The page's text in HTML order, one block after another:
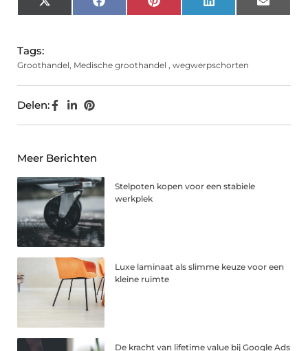
X
(Twitter)
FacebookPinterest LinkedIn Email
Tags:
Groothandel, Medische groothandel , wegwerpschorten
Delen:
Meer Berichten
Stelpoten kopen voor een stabiele
werkplek
Luxe laminaat als slimme keuze voor een
kleine ruimte
De kracht van lifetime value bij Google Ads